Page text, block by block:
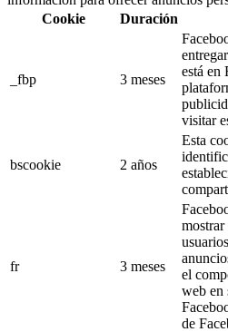
Cookie
Duración
_fbp 3 meses
está en
visitar
bscookie 2 años
Esta
fr 3 meses
mostrar
el
web en
de